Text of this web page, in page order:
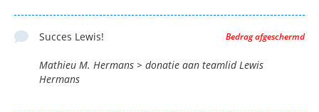
Bedrag afgeschermd
Succes Lewis!
Mathieu M. Hermans > donatie aan teamlid Lewis
Hermans